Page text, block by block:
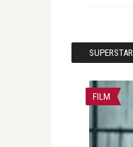
SUPERSTAR
FILM